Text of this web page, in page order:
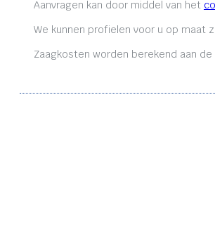
Aanvragen kan door middel van het
We kunnen profielen voor u op maat
Zaagkosten worden berekend aan